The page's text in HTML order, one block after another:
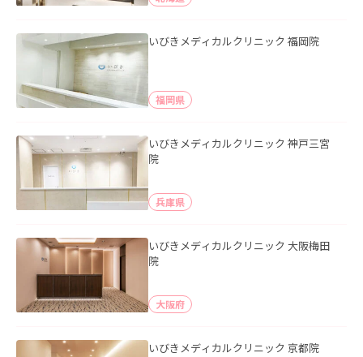
いびきメディカルクリニック 福岡院
福岡県
いびきメディカルクリニック 神戸三宮
院
兵庫県
いびきメディカルクリニック 大阪梅田
院
大阪府
いびきメディカルクリニック 京都院